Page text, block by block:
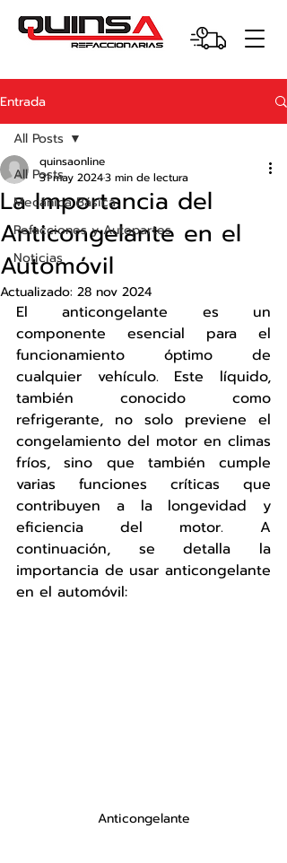
Entrada
All Posts
Mecánica Básica
Refacciones y Autopartes
Noticias
All Posts
La Importancia del
Anticongelante en el
Automóvil
quinsaonline
31 may 20243 min de lectura
Actualizado: 28 nov 2024
El anticongelante es un
componente esencial para el
funcionamiento óptimo de
cualquier vehículo. Este líquido,
también conocido como
refrigerante, no solo previene el
congelamiento del motor en climas
fríos, sino que también cumple
varias funciones críticas que
contribuyen a la longevidad y
eficiencia del motor. A
continuación, se detalla la
importancia de usar anticongelante
en el automóvil:
Anticongelante